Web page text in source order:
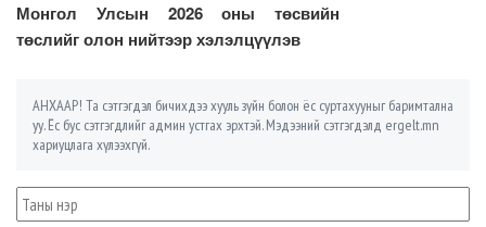
Монгол Улсын 2026 оны төсвийн
төслийг олон нийтээр хэлэлцүүлэв
АНХААР! Та сэтгэгдэл бичихдээ хууль зүйн болон ёс суртахууныг баримтална
уу. Ёс бус сэтгэгдлийг админ устгах эрхтэй. Мэдээний сэтгэгдэлд ergelt.mn
хариуцлага хүлээхгүй.